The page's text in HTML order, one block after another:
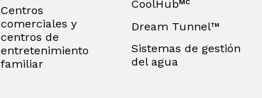
Centros
comerciales y
centros de
entretenimiento
familiar
CoolHubMC
Dream Tunnel™
Sistemas de gestión
del agua